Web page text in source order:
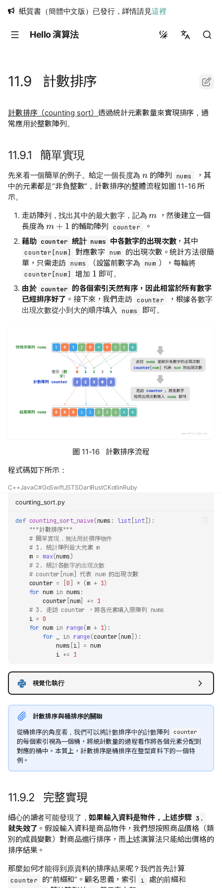
紙質書（簡體中文版）已發行，詳情請見這裡
Hello 演算法
日本語
11.9 計數排序
計數排序（counting sort）透過統計元素數量來實現排序，通
常應用於整數陣列。
11.9.1 簡單實現
先來看一個簡單的例子。給定一個長度為 的陣列 nums
，其
中的元素都是“非負整數”，計數排序的整體流程如圖 11-16 所
示。
走訪陣列，找出其中的最大數字，記為
，然後建立一個
長度為
m+1
的輔助陣列 counter
。
藉助 counter 統計 nums 中各數字的出現次數，其中
counter[num] 對應數字 num
的出現次數。統計方法很簡
單，只需走訪 nums （設當前數字為 num ），每輪將
counter[num] 增加
1
即可。
由於 counter 的各個索引天然有序，因此相當於所有數字
已經排序好了 。接下來，我們走訪 counter
，根據各數字
出現次數從小到大的順序填入
nums 即可。
圖 11-16 計數排序流程
程式碼如下所示：
C++JavaC#GoSwiftJSTSDartRustCKotlinRuby
counting_sort.py
def counting_sort_naive(nums : list int]):
"""計數排序"""
# 簡單實現，無法用於排序物件
# 1. 統計陣列最大元素 m
m = max(nums)
# 2. 統計各數字的出現次數
# counter[num] 代表 num 的出現次數
counter = 0 * (m + 1)
for num in nums:
counter num] += 1
# 3. 走訪 counter ，將各元素填入原陣列 nums
i = 0
for num in range(m + 1):
for
in range(counter num ]):
nums i] = num
i += 1
視覺化執行
計數排序與桶排序的關聯
從桶排序的角度看，我們可以將計數排序中的計數陣列 counter
的每個索引視為一個桶，將統計數量的過程看作將各個元素分配到
對應的桶中。本質上，計數排序是桶排序在整型資料下的一個特
例。
11.9.2 完整實現
細心的讀者可能發現了，如果輸入資料是物件，上述步驟 3.
就失效了 。假設輸入資料是商品物件，我們想按照商品價格（類
別的成員變數）對商品進行排序，而上述演算法只能給出價格的
排序結果。
那麼如何才能得到原資料的排序結果呢？我們首先計算
counter 的“前綴和”。顧名思義，索引 i 處的前綴和